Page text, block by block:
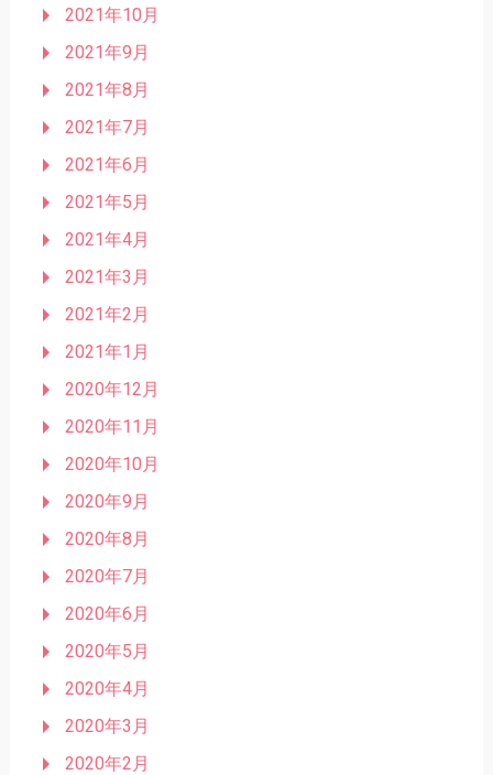
2021年10月
2021年9月
2021年8月
2021年7月
2021年6月
2021年5月
2021年4月
2021年3月
2021年2月
2021年1月
2020年12月
2020年11月
2020年10月
2020年9月
2020年8月
2020年7月
2020年6月
2020年5月
2020年4月
2020年3月
2020年2月